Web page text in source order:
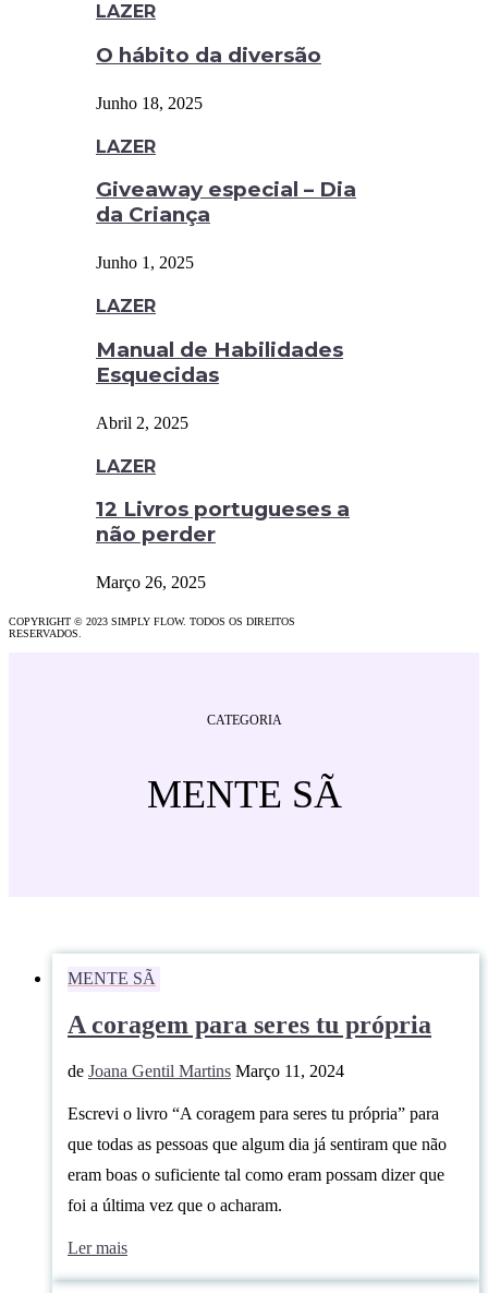
LAZER
O hábito da diversão
Junho 18, 2025
LAZER
Giveaway especial – Dia
da Criança
Junho 1, 2025
LAZER
Manual de Habilidades
Esquecidas
Abril 2, 2025
LAZER
12 Livros portugueses a
não perder
Março 26, 2025
COPYRIGHT © 2023 SIMPLY FLOW. TODOS OS DIREITOS
RESERVADOS.
CATEGORIA
MENTE SÃ
MENTE SÃ
A coragem para seres tu própria
de Joana Gentil Martins Março 11, 2024
Escrevi o livro “A coragem para seres tu própria” para
que todas as pessoas que algum dia já sentiram que não
eram boas o suficiente tal como eram possam dizer que
foi a última vez que o acharam.
Ler mais